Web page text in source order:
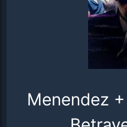
Menendez